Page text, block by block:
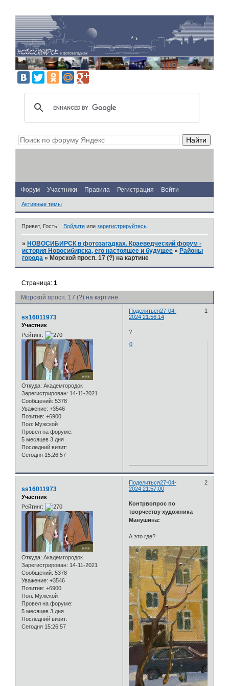
Форум Участники Правила Регистрация Войти
Активные темы
Привет, Гость! Войдитеили зарегистрируйтесь.
» НОВОСИБИРСК в фотозагадках. Краеведческий форум -
история Новосибирска, его настоящее и будущее » Районы
города » Морской просп. 17 (?) на картине
Морской просп. 17 (?) на картине
Страница:1
Поделиться 1
27-04-
2024 21:56:14
ss16011973
Участник
Рейтинг:
Откуда: Академгородок
Зарегистрирован: 14-11-2021
Сообщений: 5378
Уважение: +3546
Позитив: +6900
Пол: Мужской
Провел на форуме:
5 месяцев 3 дня
Последний визит:
Сегодня 15:26:57
?
0
Поделиться 2
27-04-
2024 21:57:00
ss16011973
Участник
Рейтинг:
Откуда: Академгородок
Зарегистрирован: 14-11-2021
Сообщений: 5378
Уважение: +3546
Позитив: +6900
Пол: Мужской
Провел на форуме:
5 месяцев 3 дня
Последний визит:
Сегодня 15:26:57
Контрвопрос по
творчеству художника
Манушина:
А это где?